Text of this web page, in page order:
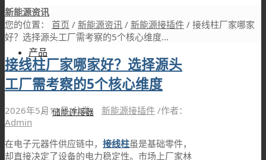
产品
储能连接器
新能源资讯
您的位置：
首页 / 新能源资讯 / 新能源接插件 / 接线柱厂家哪家
好？选择源头工厂需考察的5个核心维度...
接线柱厂家哪家好？选择源头
工厂需考察的5个核心维度
2026年5月11日/分类： 新能源接插件 /作者：
Admin
在电子元器件供应链中， 接线柱虽是基础零件，
却直接决定了设备的电力稳定性。市场上厂家林